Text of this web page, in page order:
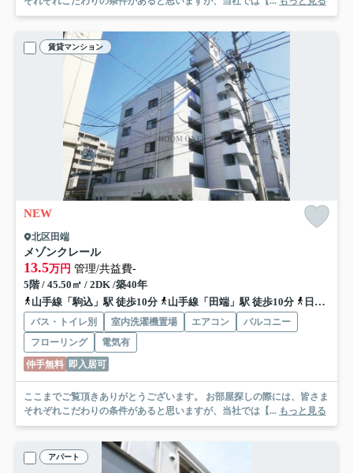
賃貸マンション
NEW
北区田端
メゾンクレール
13.5万円 管理/共益費-
5階 / 45.50㎡ / 2DK /築40年
山手線「駒込」駅 徒歩10分
山手線「田端」駅 徒歩10分 日暮里舎人ライナー「西日暮里」駅 徒歩16分
バス・トイレ別 室内洗濯機置場 エアコン
バルコニー
フローリング
電気有
仲手無料 即入居可
ここまでご覧頂きありがとうございます。 お部屋探しの際には、皆さま
それぞれこだわりの条件があると思いますが、当社では【... もっと見る
アパート